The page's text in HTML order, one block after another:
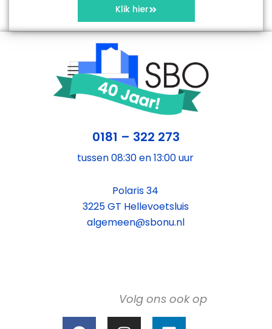
Klik hier
0181 – 322 273
tussen 08:30 en 13:00 uur
Polaris 34
3225 GT Hellevoetsluis
algemeen@sbonu.nl
Volg ons ook op
F I L